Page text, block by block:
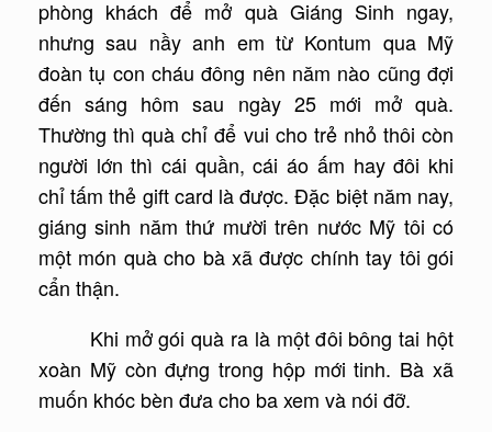
phòng khách để mở quà Giáng Sinh ngay,
nhưng sau nầy anh em từ Kontum qua Mỹ
đoàn tụ con cháu đông nên năm nào cũng đợi
đến sáng hôm sau ngày 25 mới mở quà.
Thường thì quà chỉ để vui cho trẻ nhỏ thôi còn
người lớn thì cái quần, cái áo ấm hay đôi khi
chỉ tấm thẻ gift card là được. Đặc biệt năm nay,
giáng sinh năm thứ mười trên nước Mỹ tôi có
một món quà cho bà xã được chính tay tôi gói
cẩn thận.
Khi mở gói quà ra là một đôi bông tai hột
xoàn Mỹ còn đựng trong hộp mới tinh. Bà xã
muốn khóc bèn đưa cho ba xem và nói đỡ.